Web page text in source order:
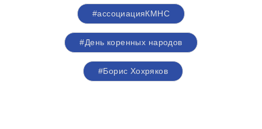
#ассоциацияКМНС
#День коренных народов
#Борис Хохряков